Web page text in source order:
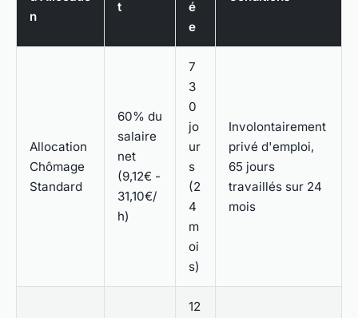
n
t
é
e
Allocation
Chômage
Standard
60% du
salaire
net
(9,12€ -
31,10€/
h)
7
3
0
jo
ur
s
(2
4
m
oi
s)
Involontairement
privé d'emploi,
65 jours
travaillés sur 24
mois
12